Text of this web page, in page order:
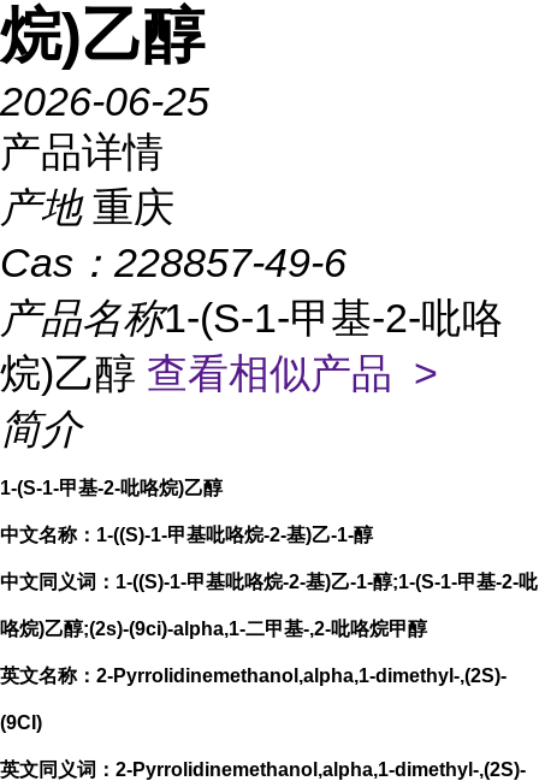
烷)乙醇
2026-06-25
产品详情
产地 重庆
Cas： 228857-49-6
产品名称1-(S-1-甲基-2-吡咯
烷)乙醇 查看相似产品 >
简介
1-(S-1-甲基-2-吡咯烷)乙醇
中文名称：1-((S)-1-甲基吡咯烷-2-基)乙-1-醇
中文同义词：1-((S)-1-甲基吡咯烷-2-基)乙-1-醇;1-(S-1-甲基-2-吡
咯烷)乙醇;(2s)-(9ci)-alpha,1-二甲基-,2-吡咯烷甲醇
英文名称：2-Pyrrolidinemethanol,alpha,1-dimethyl-,(2S)-
(9CI)
英文同义词：2-Pyrrolidinemethanol,alpha,1-dimethyl-,(2S)-